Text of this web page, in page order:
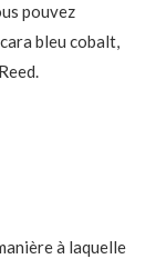
pouvez
bleu cobalt,
à laquelle